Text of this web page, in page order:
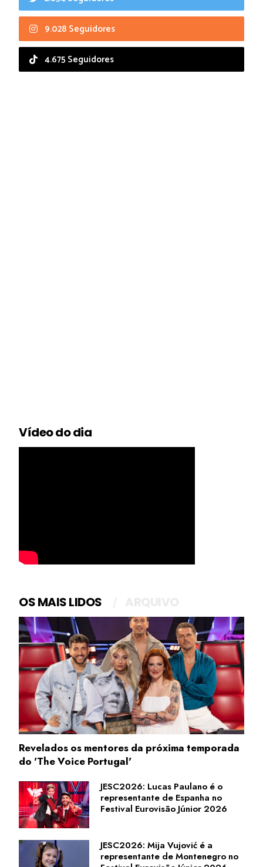
9.028 Seguidores
4.675 Seguidores
Vídeo do dia
OS MAIS LIDOS
Revelados os mentores da próxima temporada
do 'The Voice Portugal'
JESC2026: Lucas Paulano é o
representante de Espanha no
Festival Eurovisão Júnior 2026
JESC2026: Mija Vujović é a
representante de Montenegro no